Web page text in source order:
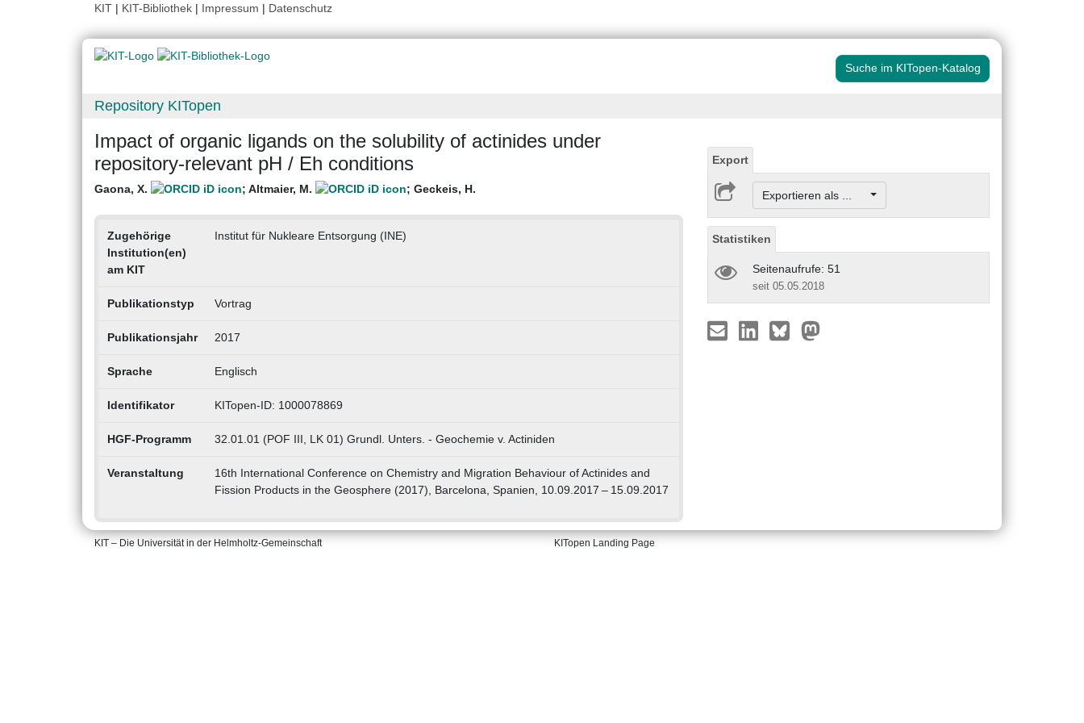
KIT | KIT-Bibliothek | Impressum | Datenschutz
Suche im KITopen-Katalog
Repository KITopen
Impact of organic ligands on the solubility of actinides under
repository-relevant pH / Eh conditions
Gaona, X. ; Altmaier, M. ; Geckeis, H.
Zugehörige
Institution(en)
am KIT
Institut für Nukleare Entsorgung (INE)
Publikationstyp Vortrag
Publikationsjahr 2017
Sprache Englisch
Identifikator KITopen-ID: 1000078869
HGF-Programm 32.01.01 (POF III, LK 01) Grundl. Unters. - Geochemie v. Actiniden
Veranstaltung
16th International Conference on Chemistry and Migration Behaviour of Actinides and
Fission Products in the Geosphere (2017), Barcelona, Spanien, 10.09.2017 – 15.09.2017
Export
Exportieren als ...
Statistiken
Seitenaufrufe: 51
seit 05.05.2018
KIT – Die Universität in der Helmholtz-Gemeinschaft KITopen Landing Page